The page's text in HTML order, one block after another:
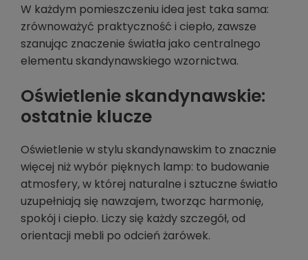
W każdym pomieszczeniu idea jest taka sama:
zrównoważyć praktyczność i ciepło, zawsze
szanując znaczenie światła jako centralnego
elementu skandynawskiego wzornictwa.
Oświetlenie skandynawskie:
ostatnie klucze
Oświetlenie w stylu skandynawskim to znacznie
więcej niż wybór pięknych lamp: to budowanie
atmosfery, w której naturalne i sztuczne światło
uzupełniają się nawzajem, tworząc harmonię,
spokój i ciepło. Liczy się każdy szczegół, od
orientacji mebli po odcień żarówek.